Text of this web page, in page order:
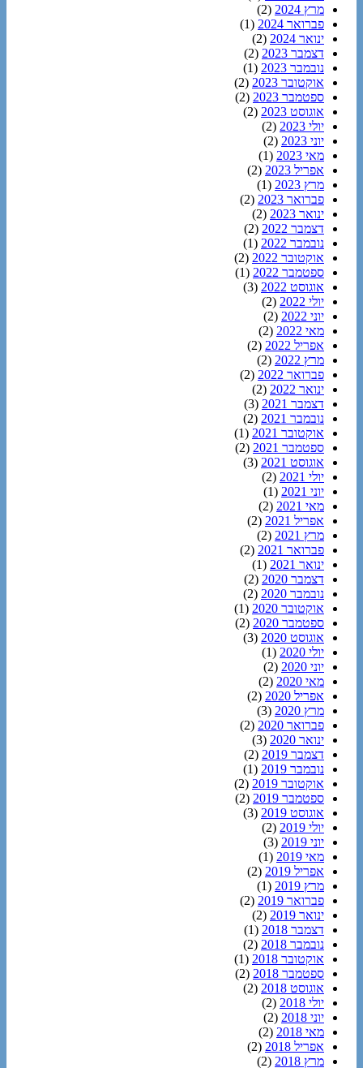
מרץ 2024
(2)
פברואר 2024
(1)
ינואר 2024
(2)
דצמבר 2023
(2)
נובמבר 2023
(1)
אוקטובר 2023
(2)
ספטמבר 2023
(2)
אוגוסט 2023
(2)
יולי 2023
(2)
יוני 2023
(2)
מאי 2023
(1)
אפריל 2023
(2)
מרץ 2023
(1)
פברואר 2023
(2)
ינואר 2023
(2)
דצמבר 2022
(2)
נובמבר 2022
(1)
אוקטובר 2022
(2)
ספטמבר 2022
(1)
אוגוסט 2022
(3)
יולי 2022
(2)
יוני 2022
(2)
מאי 2022
(2)
אפריל 2022
(2)
מרץ 2022
(2)
פברואר 2022
(2)
ינואר 2022
(2)
דצמבר 2021
(3)
נובמבר 2021
(2)
אוקטובר 2021
(1)
ספטמבר 2021
(2)
אוגוסט 2021
(3)
יולי 2021
(2)
יוני 2021
(1)
מאי 2021
(2)
אפריל 2021
(2)
מרץ 2021
(2)
פברואר 2021
(2)
ינואר 2021
(1)
דצמבר 2020
(2)
נובמבר 2020
(2)
אוקטובר 2020
(1)
ספטמבר 2020
(2)
אוגוסט 2020
(3)
יולי 2020
(1)
יוני 2020
(2)
מאי 2020
(2)
אפריל 2020
(2)
מרץ 2020
(3)
פברואר 2020
(2)
ינואר 2020
(3)
דצמבר 2019
(2)
נובמבר 2019
(1)
אוקטובר 2019
(2)
ספטמבר 2019
(2)
אוגוסט 2019
(3)
יולי 2019
(2)
יוני 2019
(3)
מאי 2019
(1)
אפריל 2019
(2)
מרץ 2019
(1)
פברואר 2019
(2)
ינואר 2019
(2)
דצמבר 2018
(1)
נובמבר 2018
(2)
אוקטובר 2018
(1)
ספטמבר 2018
(2)
אוגוסט 2018
(2)
יולי 2018
(2)
יוני 2018
(2)
מאי 2018
(2)
אפריל 2018
(2)
מרץ 2018
(2)